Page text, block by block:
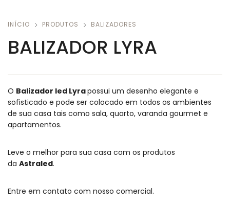
INÍCIO PRODUTOS BALIZADORES
BALIZADOR LYRA
O Balizador led Lyrapossui um desenho elegante e
sofisticado e pode ser colocado em todos os ambientes
de sua casa tais como sala, quarto, varanda gourmet e
apartamentos.
Leve o melhor para sua casa com os produtos
da Astraled.
Entre em contato com nosso comercial.